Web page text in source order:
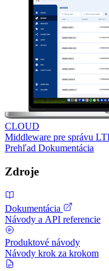
CLOUD
Middleware pre správu
Prehľad Dokumentácia
Zdroje
Dokumentácia
Návody a API referencie
Produktové návody
Návody krok za krokom